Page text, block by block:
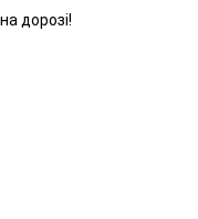
дорозі!